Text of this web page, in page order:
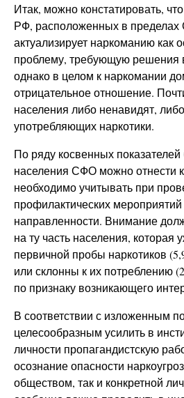
Итак, можно констатировать,
РФ, расположенных в
актуализирует наркоманию как
проблему, требующую решения
однако в целом к наркомании
отрицательное отношение.
населения либо ненавидят,
употребляющих наркотики.
По ряду косвенных показателей
населения СФО можно отнести к
необходимо учитывать при
профилактических мероприятий
направленности. Внимание
на ту часть населения, которая
первичной пробы наркотиков
или склонны к их потреблению
по признаку возникающего
В соответствии с изложенным
целесообразным усилить в
личности пропагандистскую
осознание опасности
обществом, так и конкретной